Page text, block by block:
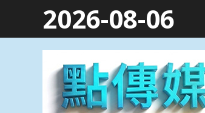
2026-08-06